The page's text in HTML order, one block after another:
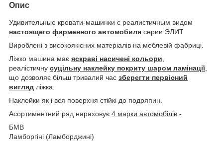
Опис
Удивительные кровати-машинки с реалистичным видом
настоящего фирменного автомобиля серии ЭЛИТ
Вироблені з високоякісних матеріалів на меблевій фабриці.
Ліжко машина має яскраві насичені кольори
реалістичну суцільну наклейку покриту шаром ламінації,
що дозволяє більш тривалий час зберегти первісний
вигляд ліжка.
Наклейки як і вся поверхня стійкі до подряпин.
Асортиментний ряд нараховує 4 марки автомобілів -
БМВ
Ламборгіні (Ламборджині)